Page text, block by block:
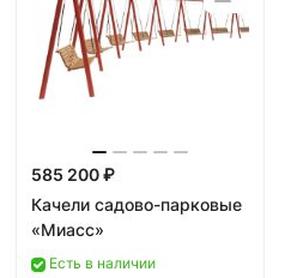
585 200 ₽
Качели садово-парковые
«Миасс»
Есть в наличии